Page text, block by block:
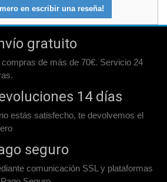
en escribir una reseña!
gratuito
compras de más de 70€. Servicio 24
14 días
estás satisfecho, te devolvemos el
seguro
comunicación SSL y plataformas